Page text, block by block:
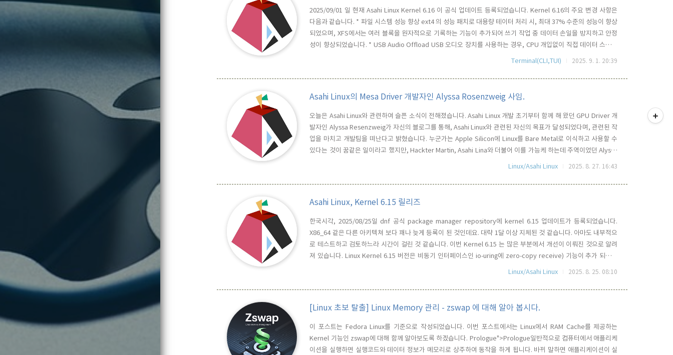
2025/09/01 일 현재 Asahi Linux Kernel 6.16 이 공식 업데이트 등록되었습니다. Kernel 6.16의 주요 변경 사항은
다음과 같습니다. * 파일 시스템 성능 향상 ext4 의 성능 패치로 대용량 테이터 처리 시, 최대 37% 수준의 성능이 향상
되었으며, XFS에서는 여러 블록을 원자적으로 기록하는 기능이 추가되어 쓰기 작업 중 데이터 손일을 방지하고 안정
성이 향상되었습니다. * USB Audio Offload USB 오디오 장치를 사용하는 경우, CPU 개입없이 직접 데이터 스트림
을 처리할 수 있게 됨. * Intel의 새로운 명렁여 확장 세트인 APX(Advanced Performance Extensions) 지원을 위한
Terminal(CLI,TUI) 2025. 9. 1. 20:39
Asahi Linux의 Mesa Driver 개발자인 Alyssa Rosenzweig 사임.
오늘은 Asahi Linux와 관련하여 슬픈 소식이 전해졌습니다. Asahi Linux 개발 초기부터 함께 해 왔던 GPU Driver 개
발자인 Alyssa Resenzweig가 자신의 블로그를 통해, Asahi Linux와 관련된 자신의 목표가 달성되었다며, 관련된 작
업을 마치고 개발팀을 떠난다고 밝혔습니다. 누군가는 Apple Silicon에 Linux를 Bare Metal로 이식하고 사용할 수
있다는 것이 꿈같은 일이라고 했지만, Hackter Martin, Asahi Lina와 더불어 이를 가능케 하는데 주역이었던 Alyssa
등의 리버스 엔지니어들이 이를 가능케 했습니다. 정말 놀라운 프로젝트입니다. Rosenzweig(로젠바이크)는 자신의
Linux/Asahi Linux 2025. 8. 27. 16:43
Asahi Linux, Kernel 6.15 릴리즈
한국시각, 2025/08/25일 dnf 공식 package manager repository에 kernel 6.15 업데이트가 등록되었습니다.
X86_64 같은 다른 아키텍쳐 보다 꽤나 늦게 등록이 된 것인데요. 대략 1달 이상 지체된 것 같습니다. 아마도 내부적으
로 테스트하고 검토하느라 시간이 걸린 것 같습니다. 이번 Kernel 6.15 는 많은 부분에서 개선이 이뤄진 것으로 알려
져 있습니다. Linux Kernel 6.15 버전은 비동기 인터페이스인 io-uring에 zero-copy receive) 기능이 추가 되었는
데, 네트워크 데이터가 커널 메모리를 거치지 않고 Direct로 애플리케이션 메모리로 전달될 수 있기 때문에 성능 향상
Linux/Asahi Linux 2025. 8. 25. 08:10
[Linux 초보 탈출] Linux Memory 관리 - zswap 에 대해 알아 봅시다.
이 포스트는 Fedora Linux를 기준으로 작성되었습니다. 이번 포스트에서는 Linux에서 RAM Cache를 제공하는
Kernel 기능인 zswap에 대해 함께 알아보도록 하겠습니다. Prologue">Prologue일반적으로 컴퓨터에서 애플리케
이션을 실행하면 실행코드와 데이터 정보가 메모리로 상주하여 동작을 하게 됩니다. 바뀌 말하면 애플리케이션이 실
티스토리툴바